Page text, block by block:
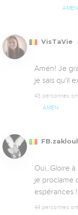
AMEN
VisTaVie
Amen! Je
je sais qu'il
43 personnes
AMEN
Oui, Gloire
je proclame
espérances
44 personnes